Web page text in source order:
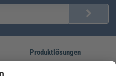
Produktlösungen